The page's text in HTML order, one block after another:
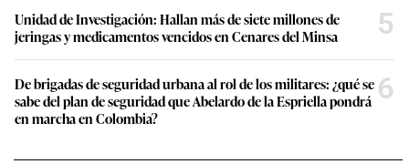
Unidad de Investigación: Hallan más de siete millones de
jeringas y medicamentos vencidos en Cenares del Minsa
5
De brigadas de seguridad urbana al rol de los militares: ¿qué se
sabe del plan de seguridad que Abelardo de la Espriella pondrá
en marcha en Colombia?
6